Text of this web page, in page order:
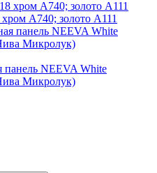
А740; золото А111
панель NEEVA White
Микролук)